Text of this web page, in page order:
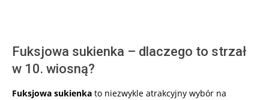
Fuksjowa sukienka – dlaczego to strzał
w 10. wiosną?
Fuksjowa sukienka to niezwykle atrakcyjny wybór na